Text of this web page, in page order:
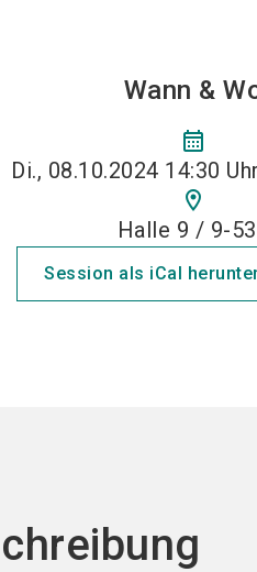
Wann &
calendar_month
Di., 08.10.2024 14:30
location_on
Halle 9 / 9-
Session als iCal